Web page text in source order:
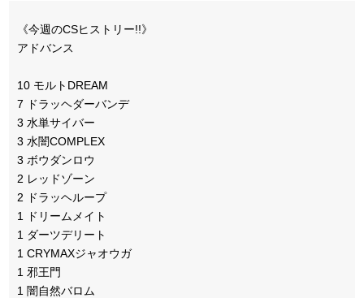
《今週のCSヒストリー!!》
アドバンス
10 モルトDREAM
7 ドラッヘダーバンデ
3 水単サイバー
3 水闇COMPLEX
3 ボウダンロウ
2 レッドゾーン
2 ドラッヘループ
1 ドリームメイト
1 ダーツデリート
1 CRYMAXジャオウガ
1 邪王門
1 闇自然バロム